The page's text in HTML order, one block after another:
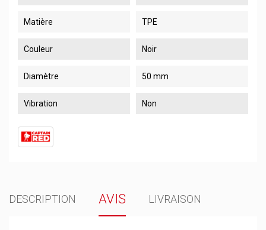
Matière TPE
Couleur Noir
Diamètre 50 mm
Vibration Non
DESCRIPTION AVIS LIVRAISON